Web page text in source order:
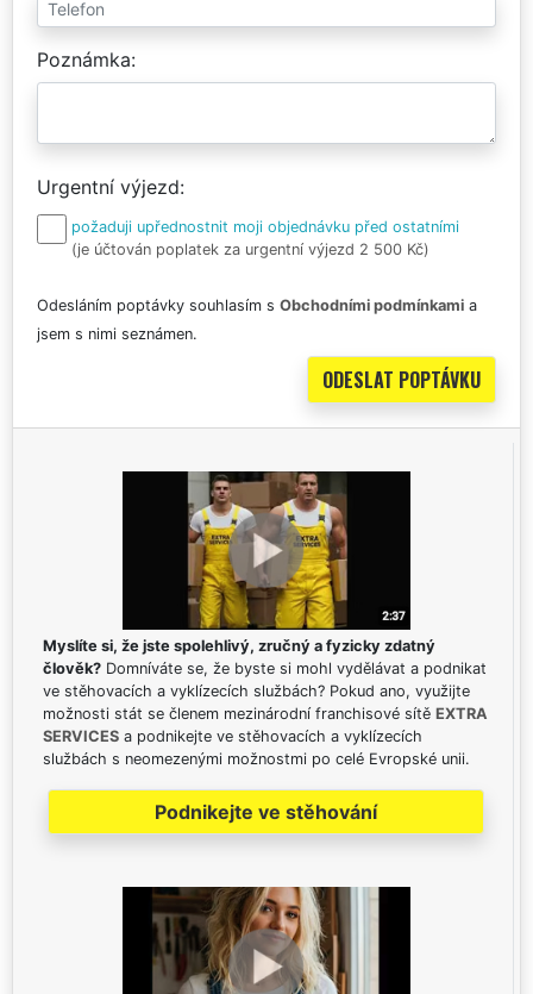
Poznámka
Urgentní výjezd
požaduji upřednostnit moji objednávku před ostatními
(je účtován poplatek za urgentní výjezd 2 500 Kč)
Odesláním poptávky souhlasím s Obchodními podmínkami a
jsem s nimi seznámen.
Myslíte si, že jste spolehlivý, zručný a fyzicky zdatný
člověk? Domníváte se, že byste si mohl vydělávat a podnikat
ve stěhovacích a vyklízecích službách? Pokud ano, využijte
možnosti stát se členem mezinárodní franchisové sítě EXTRA
SERVICES a podnikejte ve stěhovacích a vyklízecích
službách s neomezenými možnostmi po celé Evropské unii.
Podnikejte ve stěhování